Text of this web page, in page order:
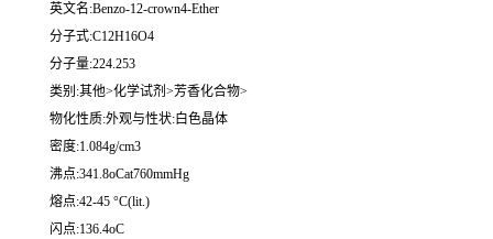
英文名:Benzo-12-crown4-Ether
分子式:C12H16O4
分子量:224.253
类别:其他>化学试剂>芳香化合物>
物化性质:外观与性状:白色晶体
密度:1.084g/cm3
沸点:341.8oCat760mmHg
熔点:42-45 °C(lit.)
闪点:136.4oC